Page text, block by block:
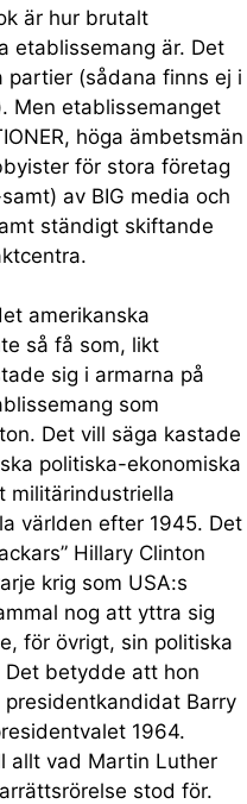
är hur brutalt
etablissemang är. Det
(sådana finns ej i
Men etablissemanget
höga ämbetsmän
för stora företag
av BIG media och
ständigt skiftande
amerikanska
så få som, likt
sig i armarna på
som
Det vill säga kastade
politiska-ekonomiska
militärindustriella
världen efter 1945. Det
Hillary Clinton
krig som USA:s
nog att yttra sig
för övrigt, sin politiska
Det betydde att hon
Barry
1964.
allt vad Martin Luther
stod för.